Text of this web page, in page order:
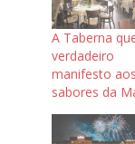
A Taberna
verdadeiro
manifesto aos
sabores da